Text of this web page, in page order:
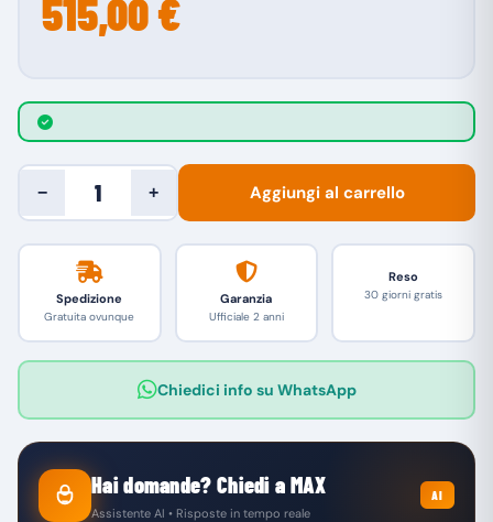
515,00 €
− + Aggiungi al carrello
Spedizione
Gratuita ovunque
Garanzia
Ufficiale 2 anni
Reso
30 giorni gratis
Chiedici info su WhatsApp
Hai domande? Chiedi a MAX
Assistente AI • Risposte in tempo reale
AI